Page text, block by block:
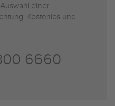
einer
Kostenlos und
6660